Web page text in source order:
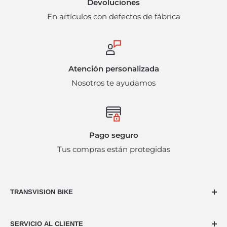
están sujetos a disponibilidad del producto y pueden
incurrir en cargos administrativos adicionales. Bajo
Devoluciones
En artículos con defectos de fábrica
Atención personalizada
Nosotros te ayudamos
Pago seguro
Tus compras están protegidas
TRANSVISION BIKE
SERVICIO AL CLIENTE